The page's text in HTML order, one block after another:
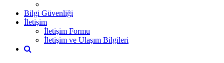
Bilgi Güvenliği
İletişim
İletişim Formu
İletişim ve Ulaşım Bilgileri